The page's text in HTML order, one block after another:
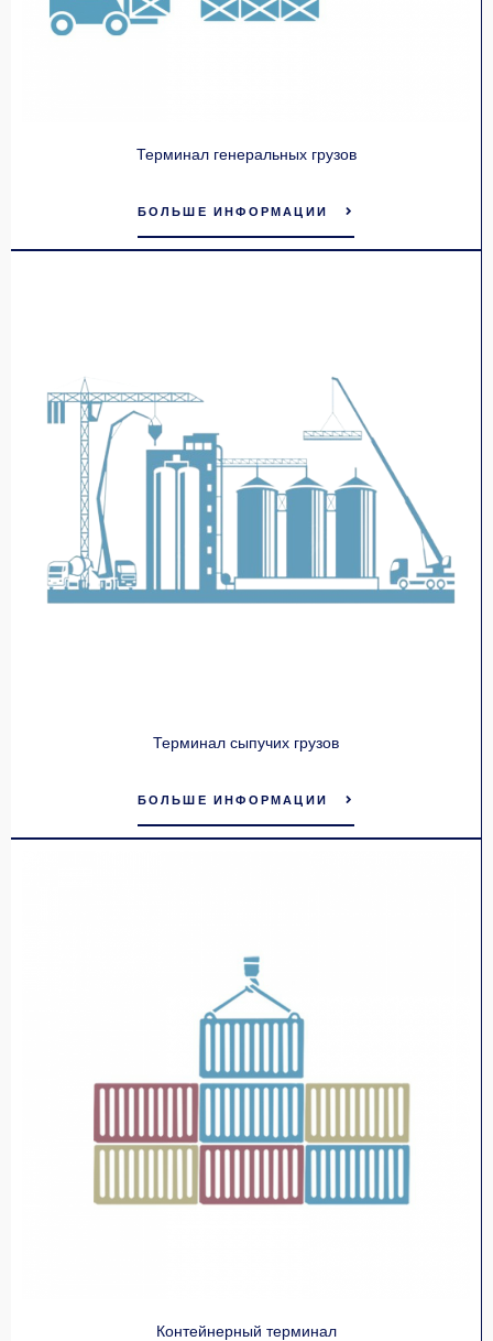
Терминал генеральных грузов
БОЛЬШЕ ИНФОРМАЦИИ
Терминал сыпучих грузов
БОЛЬШЕ ИНФОРМАЦИИ
Контейнерный терминал